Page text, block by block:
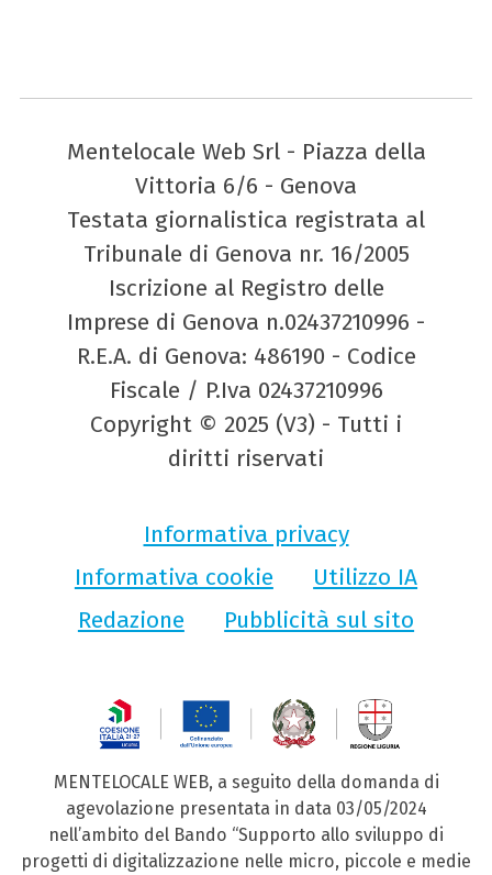
Mentelocale Web Srl - Piazza della
Vittoria 6/6 - Genova
Testata giornalistica registrata al
Tribunale di Genova nr. 16/2005
Iscrizione al Registro delle
Imprese di Genova n.02437210996 -
R.E.A. di Genova: 486190 - Codice
Fiscale / P.Iva 02437210996
Copyright © 2025 (V3) - Tutti i
diritti riservati
Informativa privacy
Informativa cookie
Utilizzo IA
Redazione
Pubblicità sul sito
MENTELOCALE WEB, a seguito della domanda di
agevolazione presentata in data 03/05/2024
nell’ambito del Bando “Supporto allo sviluppo di
progetti di digitalizzazione nelle micro, piccole e medie